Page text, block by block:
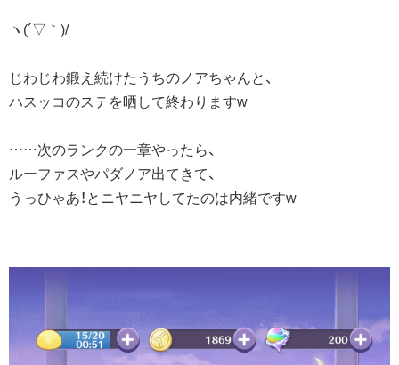
ヽ(´▽｀)/
じわじわ鍛え続けたうちのノアちゃんと、
ハスッコのステを晒して終わりますw
……次のランクの一章やったら、
ルーファスやパダノア出てきて、
うっひゃあ！とニヤニヤしてたのは内緒ですw